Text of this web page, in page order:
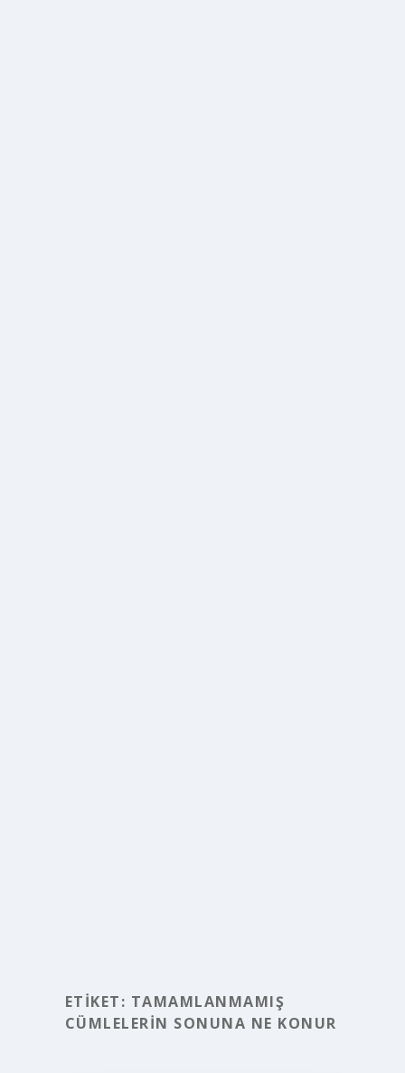
ETIKET: TAMAMLANMAMIŞ
CÜMLELERIN SONUNA NE KONUR